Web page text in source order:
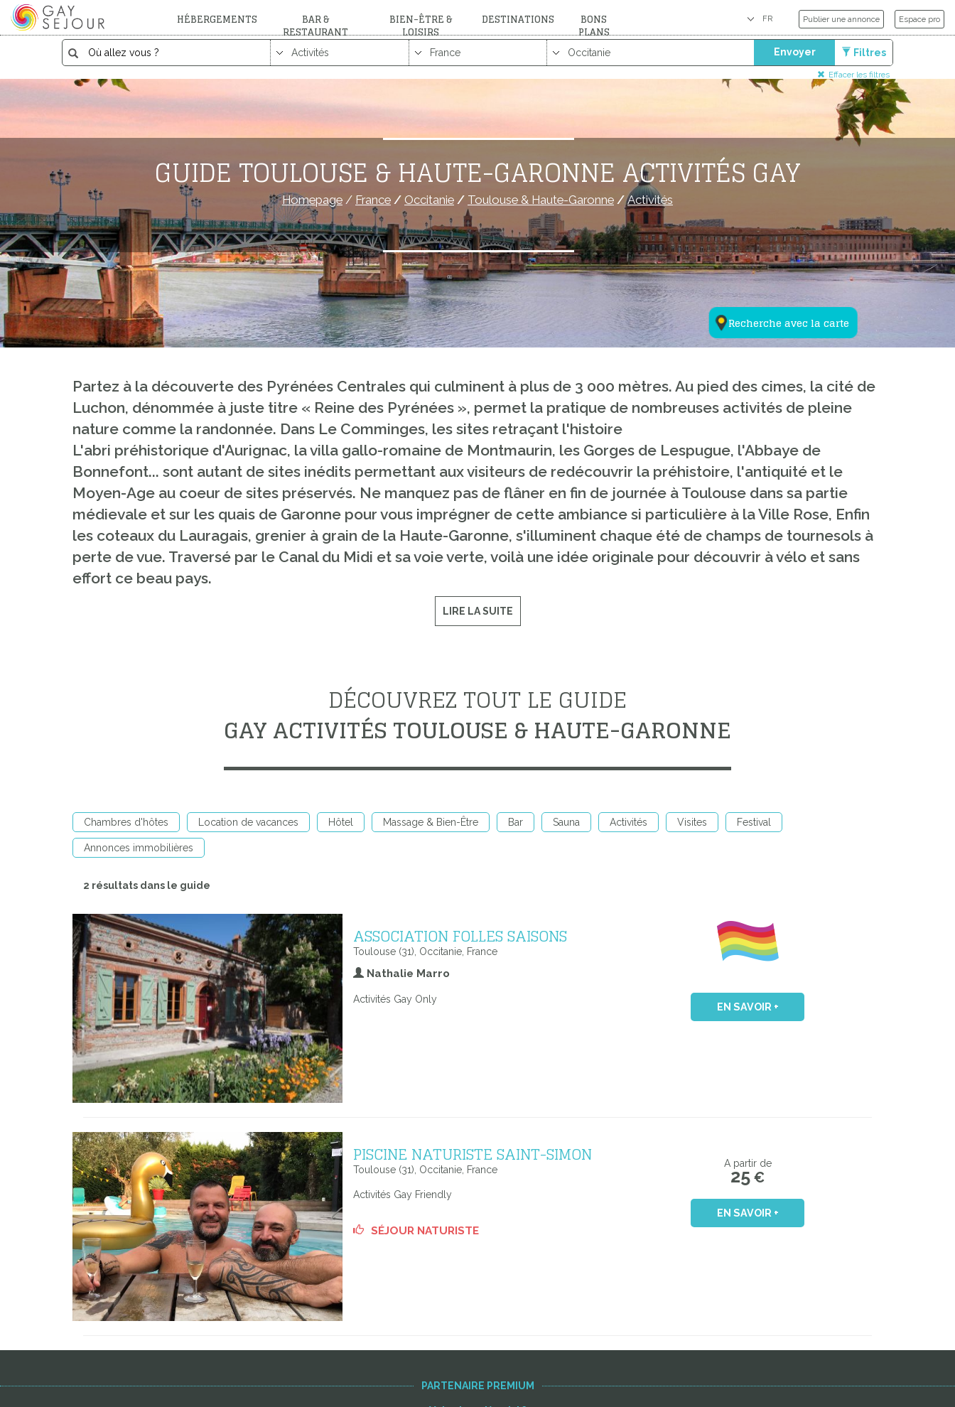
HÉBERGEMENTS BAR &
RESTAURANT
BIEN-ÊTRE &
LOISIRS
DESTINATIONS BONS
PLANS
Publier une annonce Espace pro
Envoyer Filtres
Effacer les filtres
Recherche avec la carte
GUIDE TOULOUSE & HAUTE-GARONNE ACTIVITÉS GAY
Homepage / France / Occitanie / Toulouse & Haute-Garonne /Activités
Partez à la découverte des Pyrénées Centrales qui culminent à plus de 3 000 mètres. Au pied des cimes, la cité de
Luchon, dénommée à juste titre « Reine des Pyrénées », permet la pratique de nombreuses activités de pleine
nature comme la randonnée. Dans Le Comminges, les sites retraçant l'histoire
L'abri préhistorique d'Aurignac, la villa gallo-romaine de Montmaurin, les Gorges de Lespugue, l'Abbaye de
Bonnefont... sont autant de sites inédits permettant aux visiteurs de redécouvrir la préhistoire, l'antiquité et le
Moyen-Age au coeur de sites préservés. Ne manquez pas de flâner en fin de journée à Toulouse dans sa partie
médievale et sur les quais de Garonne pour vous imprégner de cette ambiance si particulière à la Ville Rose, Enfin
les coteaux du Lauragais, grenier à grain de la Haute-Garonne, s'illuminent chaque été de champs de tournesols à
perte de vue. Traversé par le Canal du Midi et sa voie verte, voilà une idée originale pour découvrir à vélo et sans
effort ce beau pays.
LIRE LA SUITE
DÉCOUVREZ TOUT LE GUIDE
GAY ACTIVITÉS TOULOUSE & HAUTE-GARONNE
Chambres d'hôtes Location de vacances Hôtel Massage & Bien-Être Bar Sauna Activités Visites Festival
Annonces immobilières
2 résultats dans le guide
ASSOCIATION FOLLES SAISONS
Toulouse (31), Occitanie, France
Nathalie Marro
Activités Gay Only
EN SAVOIR +
PISCINE NATURISTE SAINT-SIMON
Toulouse (31), Occitanie, France
Activités Gay Friendly
SÉJOUR NATURISTE
A partir de
25 €
EN SAVOIR +
PARTENAIRE PREMIUM